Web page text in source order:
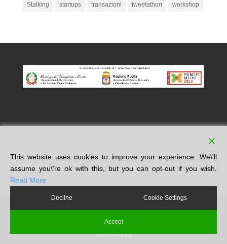
Stalking startups transazioni tweetathon workshop
Elegant Themes
WordPress
This website uses cookies to improve your experience. We\'ll
assume you\'re ok with this, but you can opt-out if you wish.
Read More
Decline Cookie Settings
Accept